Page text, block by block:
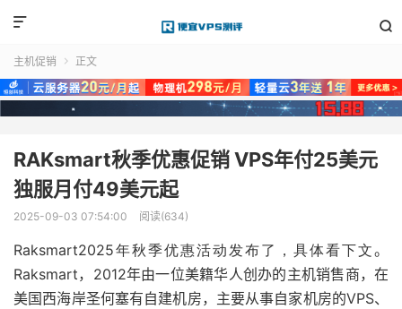


主机促销  正文
RAKsmart秋季优惠促销 VPS年付25美元
独服月付49美元起
2025-09-03 07:54:00 阅读(634)
Raksmart2025年秋季优惠活动发布了，具体看下文。
Raksmart，2012年由一位美籍华人创办的主机销售商，在
美国西海岸圣何塞有自建机房，主要从事自家机房的VPS、